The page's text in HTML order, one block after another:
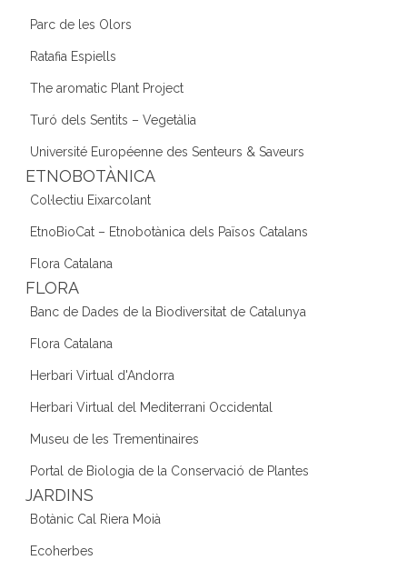
Parc de les Olors
Ratafia Espiells
The aromatic Plant Project
Turó dels Sentits – Vegetàlia
Université Européenne des Senteurs & Saveurs
ETNOBOTÀNICA
Col·lectiu Eixarcolant
EtnoBioCat – Etnobotànica dels Països Catalans
Flora Catalana
FLORA
Banc de Dades de la Biodiversitat de Catalunya
Flora Catalana
Herbari Virtual d'Andorra
Herbari Virtual del Mediterrani Occidental
Museu de les Trementinaires
Portal de Biologia de la Conservació de Plantes
JARDINS
Botànic Cal Riera Moià
Ecoherbes